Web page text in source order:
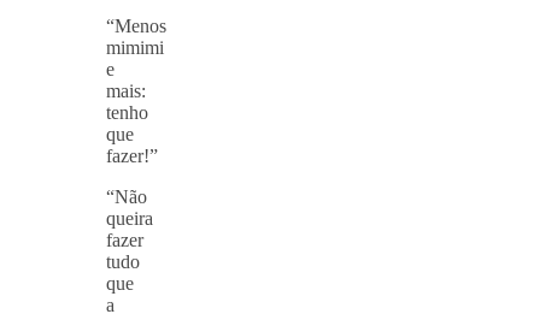
“Menos
mimimi
e
mais:
tenho
que
fazer!”
“Não
queira
fazer
tudo
que
a